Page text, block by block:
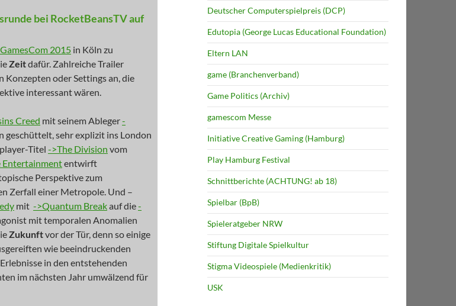
bei RocketBeansTV auf
2015 in Köln zu
Zeitdafür. Zahlreiche Trailer
oder Settings an, die
interessant wären.
Creed mit seinem Ableger-
geschüttelt, sehr explizit ins London
Titel ->The Division vom
Entertainmententwirft
Perspektive zum
Zerfall einer Metropole. Und –
mit ->Quantum Breakauf die-
mit temporalen Anomalien
Zukunftvor der Tür, denn so einige
wie beeindruckenden
in den entstehenden
im nächsten Jahr umwälzend für
Deutscher Computerspielpreis (DCP)
Edutopia (George Lucas Educational Foundation)
Eltern LAN
game (Branchenverband)
Game Politics (Archiv)
gamescom Messe
Initiative Creative Gaming (Hamburg)
Play Hamburg Festival
Schnittberichte (ACHTUNG! ab 18)
Spielbar (BpB)
Spieleratgeber NRW
Stiftung Digitale Spielkultur
Stigma Videospiele (Medienkritik)
USK